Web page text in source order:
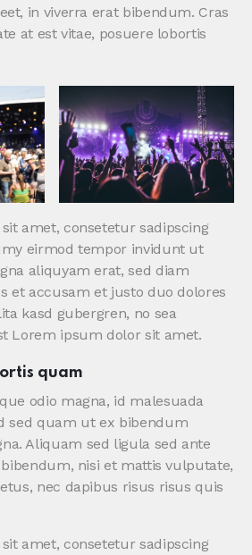
in viverra erat bibendum. Cras
at est vitae, posuere lobortis
amet, consetetur sadipscing
eirmod tempor invidunt ut
aliquyam erat, sed diam
et accusam et justo duo dolores
kasd gubergren, no sea
Lorem ipsum dolor sit amet.
quam
odio magna, id malesuada
sed quam ut ex bibendum
Aliquam sed ligula sed ante
nisi et mattis vulputate,
nec dapibus risus risus quis
amet, consetetur sadipscing